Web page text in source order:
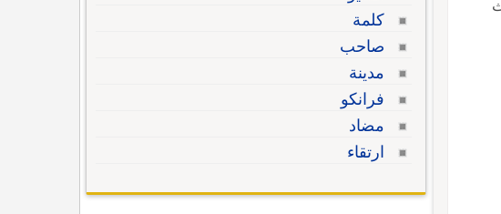
كلمة
صاحب
مدينة
فرانكو
مضاد
ارتقاء